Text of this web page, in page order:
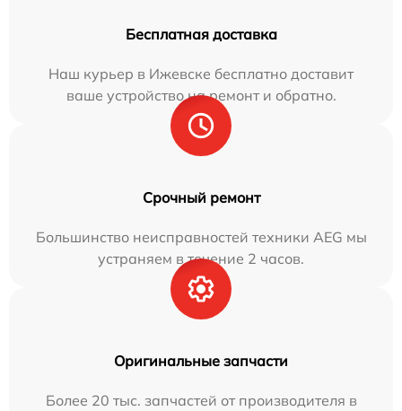
Бесплатная доставка
Наш курьер в Ижевске бесплатно доставит
ваше устройство на ремонт и обратно.
Срочный ремонт
Большинство неисправностей техники AEG мы
устраняем в течение 2 часов.
Оригинальные запчасти
Более 20 тыс. запчастей от производителя в